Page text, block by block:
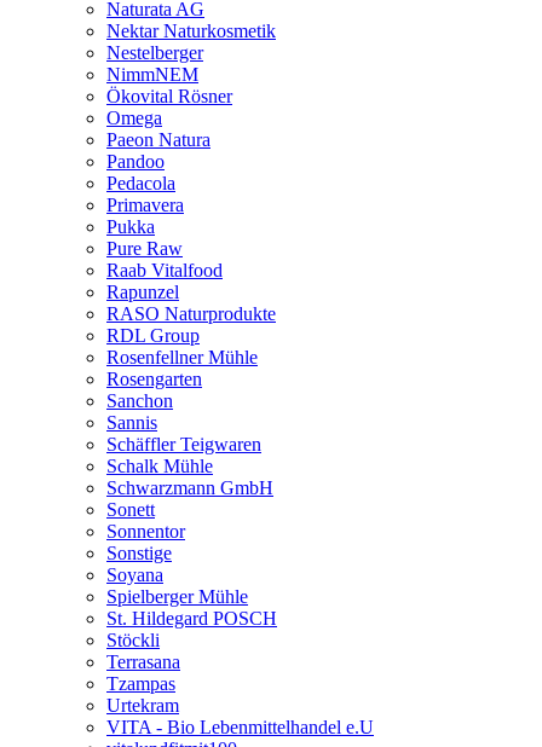
Naturata AG
Nektar Naturkosmetik
Nestelberger
NimmNEM
Ökovital Rösner
Omega
Paeon Natura
Pandoo
Pedacola
Primavera
Pukka
Pure Raw
Raab Vitalfood
Rapunzel
RASO Naturprodukte
RDL Group
Rosenfellner Mühle
Rosengarten
Sanchon
Sannis
Schäffler Teigwaren
Schalk Mühle
Schwarzmann GmbH
Sonett
Sonnentor
Sonstige
Soyana
Spielberger Mühle
St. Hildegard POSCH
Stöckli
Terrasana
Tzampas
Urtekram
VITA - Bio Lebenmittelhandel e.U